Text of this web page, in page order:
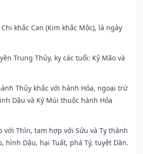
khắc Can (Kim khắc Mộc), là ngày
Trung Thủy, kỵ các tuổi: Kỷ Mão và
Thủy khắc với hành Hỏa, ngoại trừ
Dậu và Kỷ Mùi thuộc hành Hỏa
với Thìn, tam hợp với Sửu và Tỵ thành
hình Dậu, hại Tuất, phá Tý, tuyệt Dần.